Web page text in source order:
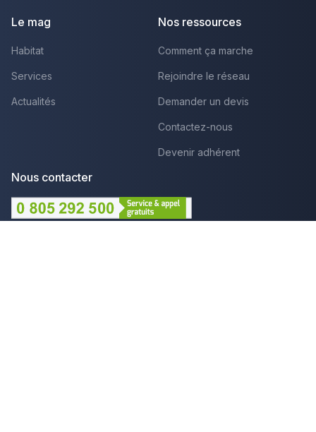
Le mag
Habitat
Services
Actualités
Nos ressources
Comment ça marche
Rejoindre le réseau
Demander un devis
Contactez-nous
Devenir adhérent
Nous contacter